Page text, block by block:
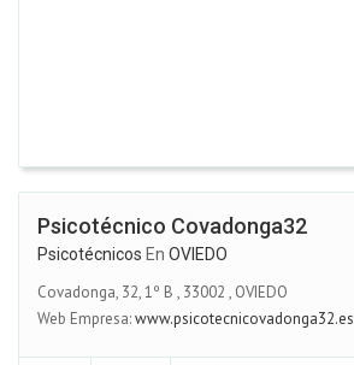
Psicotécnico Covadonga32
Psicotécnicos En OVIEDO
Covadonga, 32, 1º B , 33002 , OVIEDO
Web Empresa:www.psicotecnicovadonga32.es